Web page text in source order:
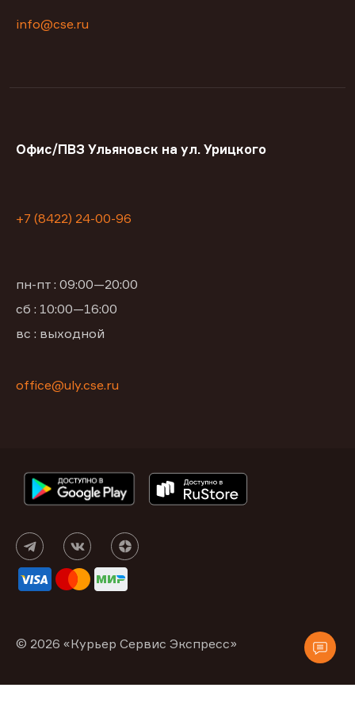
info@cse.ru
Офис/ПВЗ Ульяновск на ул. Урицкого
+7 (8422) 24-00-96
пн-пт : 09:00—20:00
сб : 10:00—16:00
вс : выходной
office@uly.cse.ru
© 2026 «Курьер Сервис Экспресс»